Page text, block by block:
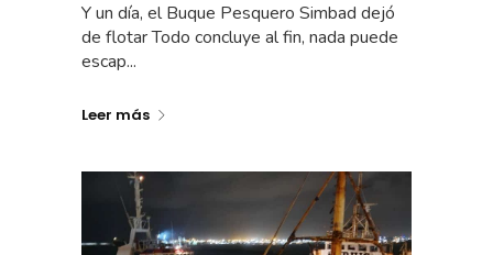
Y un día, el Buque Pesquero Simbad dejó
de flotar Todo concluye al fin, nada puede
escap...
Leer más